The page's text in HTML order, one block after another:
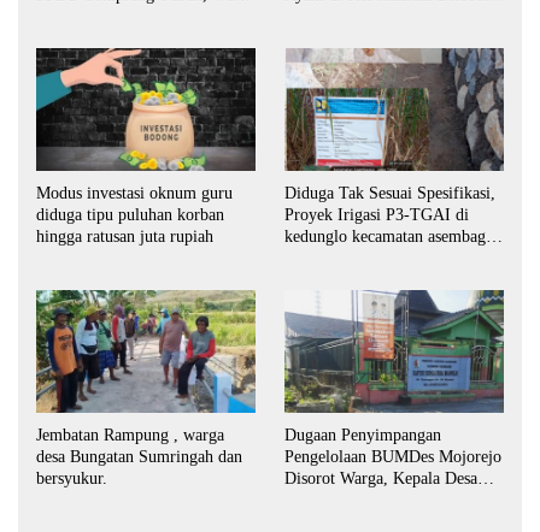
Modus investasi oknum guru
diduga tipu puluhan korban
hingga ratusan juta rupiah
Diduga Tak Sesuai Spesifikasi,
Proyek Irigasi P3-TGAI di
kedunglo kecamatan asembagus
Jembatan Rampung , warga
desa Bungatan Sumringah dan
bersyukur.
Dugaan Penyimpangan
Pengelolaan BUMDes Mojorejo
Disorot Warga, Kepala Desa